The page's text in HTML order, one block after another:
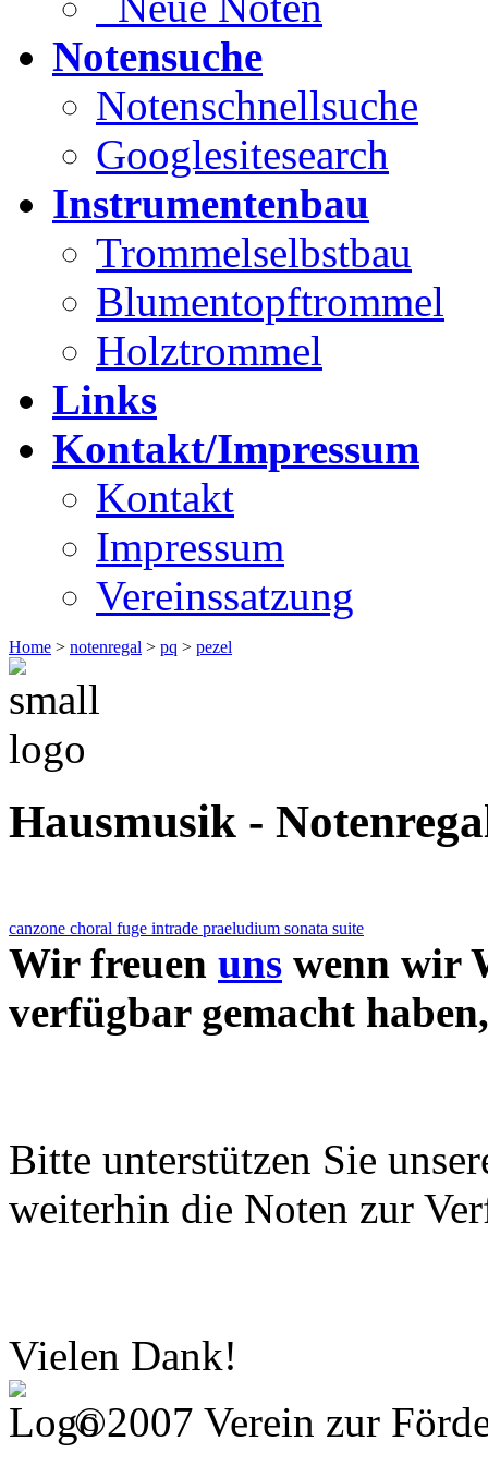
Notensuche
Notenschnellsuche
Googlesitesearch
Instrumentenbau
Trommelselbstbau
Blumentopftrommel
Holztrommel
Links
Kontakt/Impressum
Kontakt
Impressum
Vereinssatzung
Home > notenregal > pq > pezel
Hausmusik -
canzone choral fuge intrade praeludium sonata suite
Wir freuen uns wenn wir
verfügbar gemacht
Bitte unterstützen Sie
weiterhin die Noten zur
Vielen Dank!
©2007 Verein zur